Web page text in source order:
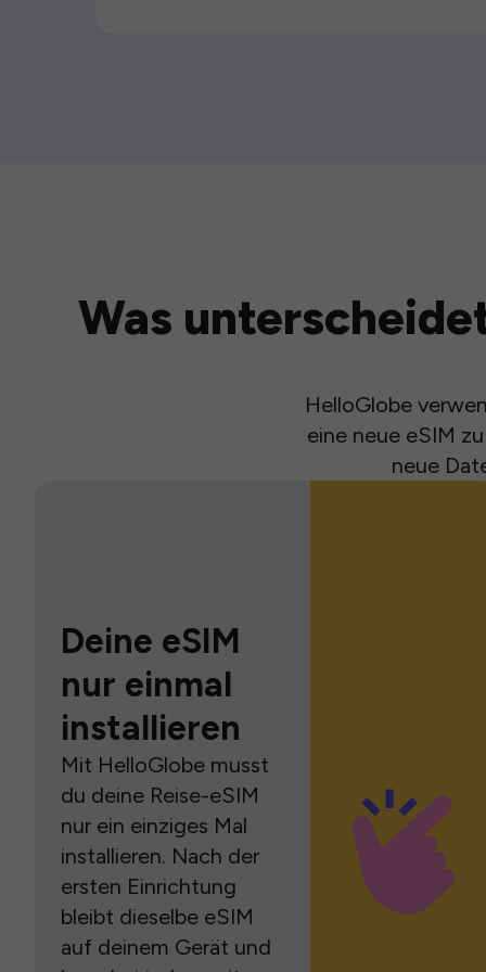
Was
HelloGlobe
eine neue eSIM
neue
Deine eSIM
nur einmal
installieren
Mit HelloGlobe musst
du deine Reise-eSIM
nur ein einziges Mal
installieren. Nach der
ersten Einrichtung
bleibt dieselbe eSIM
auf deinem Gerät und